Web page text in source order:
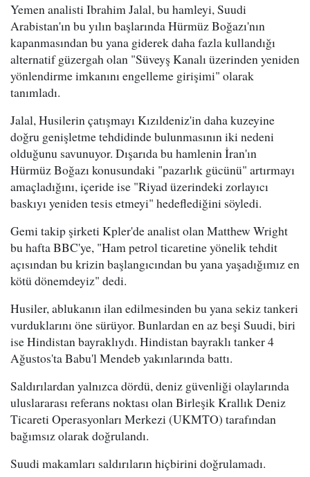
Yemen analisti Ibrahim Jalal, bu hamleyi, Suudi
Arabistan'ın bu yılın başlarında Hürmüz Boğazı'nın
kapanmasından bu yana giderek daha fazla kullandığı
alternatif güzergah olan "Süveyş Kanalı üzerinden yeniden
yönlendirme imkanını engelleme girişimi" olarak
tanımladı.
Jalal, Husilerin çatışmayı Kızıldeniz'in daha kuzeyine
doğru genişletme tehdidinde bulunmasının iki nedeni
olduğunu savunuyor. Dışarıda bu hamlenin İran'ın
Hürmüz Boğazı konusundaki "pazarlık gücünü" artırmayı
amaçladığını, içeride ise "Riyad üzerindeki zorlayıcı
baskıyı yeniden tesis etmeyi" hedeflediğini söyledi.
Gemi takip şirketi Kpler'de analist olan Matthew Wright
bu hafta BBC'ye, "Ham petrol ticaretine yönelik tehdit
açısından bu krizin başlangıcından bu yana yaşadığımız en
kötü dönemdeyiz" dedi.
Husiler, ablukanın ilan edilmesinden bu yana sekiz tankeri
vurduklarını öne sürüyor. Bunlardan en az beşi Suudi, biri
ise Hindistan bayraklıydı. Hindistan bayraklı tanker 4
Ağustos'ta Babu'l Mendeb yakınlarında battı.
Saldırılardan yalnızca dördü, deniz güvenliği olaylarında
uluslararası referans noktası olan Birleşik Krallık Deniz
Ticareti Operasyonları Merkezi (UKMTO) tarafından
bağımsız olarak doğrulandı.
Suudi makamları saldırıların hiçbirini doğrulamadı.